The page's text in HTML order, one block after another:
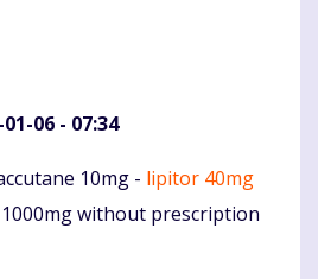
06 - 07:34
10mg - lipitor 40mg
without prescription